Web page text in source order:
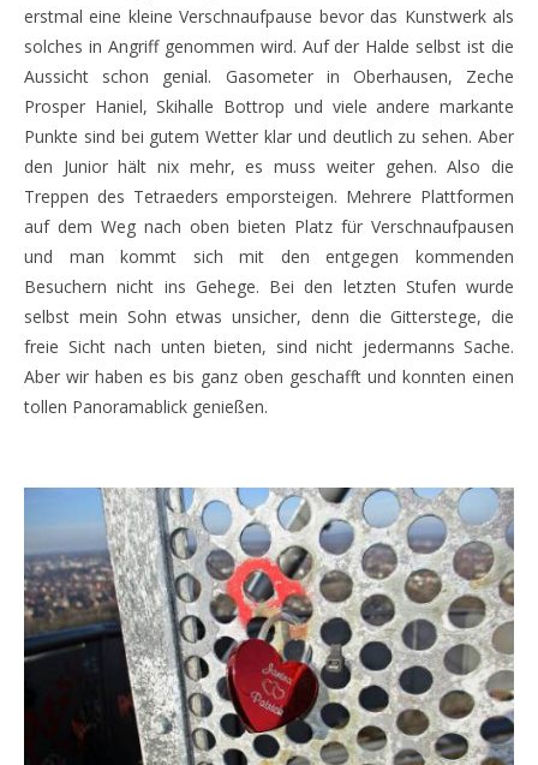
erstmal eine kleine Verschnaufpause bevor das Kunstwerk als
solches in Angriff genommen wird. Auf der Halde selbst ist die
Aussicht schon genial. Gasometer in Oberhausen, Zeche
Prosper Haniel, Skihalle Bottrop und viele andere markante
Punkte sind bei gutem Wetter klar und deutlich zu sehen. Aber
den Junior hält nix mehr, es muss weiter gehen. Also die
Treppen des Tetraeders emporsteigen. Mehrere Plattformen
auf dem Weg nach oben bieten Platz für Verschnaufpausen
und man kommt sich mit den entgegen kommenden
Besuchern nicht ins Gehege. Bei den letzten Stufen wurde
selbst mein Sohn etwas unsicher, denn die Gitterstege, die
freie Sicht nach unten bieten, sind nicht jedermanns Sache.
Aber wir haben es bis ganz oben geschafft und konnten einen
tollen Panoramablick genießen.